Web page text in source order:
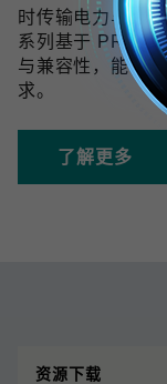
时传输电力与数
系列基于
与兼容性，能够
求。
了解更多
资源下载